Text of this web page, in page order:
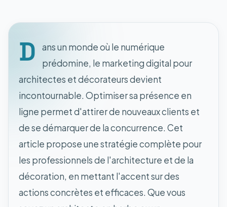
D
ans un monde où le numérique
prédomine, le marketing digital pour
architectes et décorateurs devient
incontournable. Optimiser sa présence en
ligne permet d'attirer de nouveaux clients et
de se démarquer de la concurrence. Cet
article propose une stratégie complète pour
les professionnels de l'architecture et de la
décoration, en mettant l'accent sur des
actions concrètes et efficaces. Que vous